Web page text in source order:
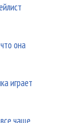
она
играет
чаще